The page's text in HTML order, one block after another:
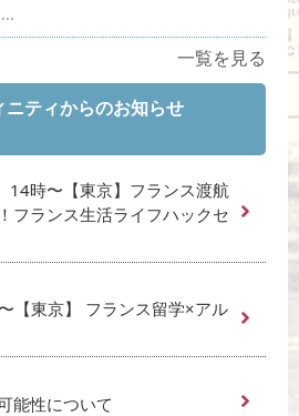
一覧を見る
ニティからのお知らせ
14時〜【東京】フランス渡航
フランス生活ライフハックセ
【東京】 フランス留学×アル
能性について